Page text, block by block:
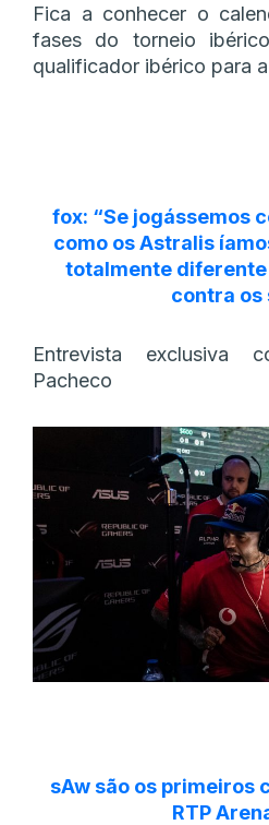
Fica a conhecer o
fases do torneio
qualificador ibérico para
fox: “Se jogássemos
como os Astralis
totalmente diferente
contra os
Entrevista exclusiva
Pacheco
sAw são os primeiros
RTP